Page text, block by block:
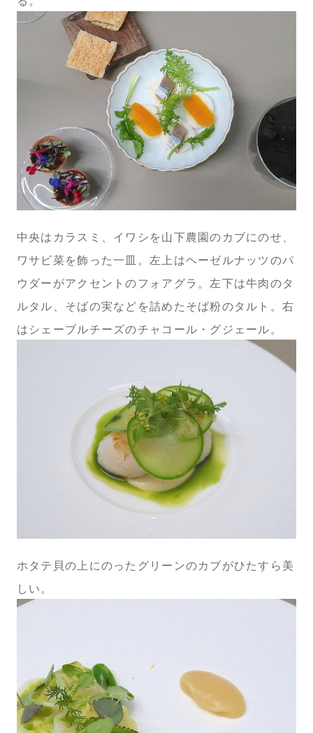
中央はカラスミ、イワシを山下農園のカブにのせ、
ワサビ菜を飾った一皿。左上はヘーゼルナッツのパ
ウダーがアクセントのフォアグラ。左下は牛肉のタ
ルタル、そばの実などを詰めたそば粉のタルト。右
はシェーブルチーズのチャコール・グジェール。
ホタテ貝の上にのったグリーンのカブがひたすら美
しい。